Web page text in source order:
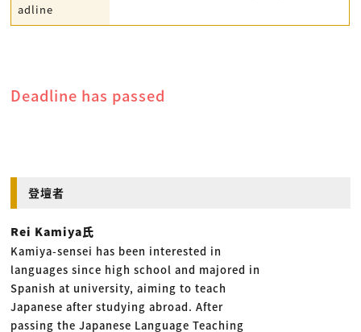
adline
Deadline has passed
登壇者
Rei Kamiya氏
Kamiya-sensei has been interested in
languages since high school and majored in
Spanish at university, aiming to teach
Japanese after studying abroad. After
passing the Japanese Language Teaching